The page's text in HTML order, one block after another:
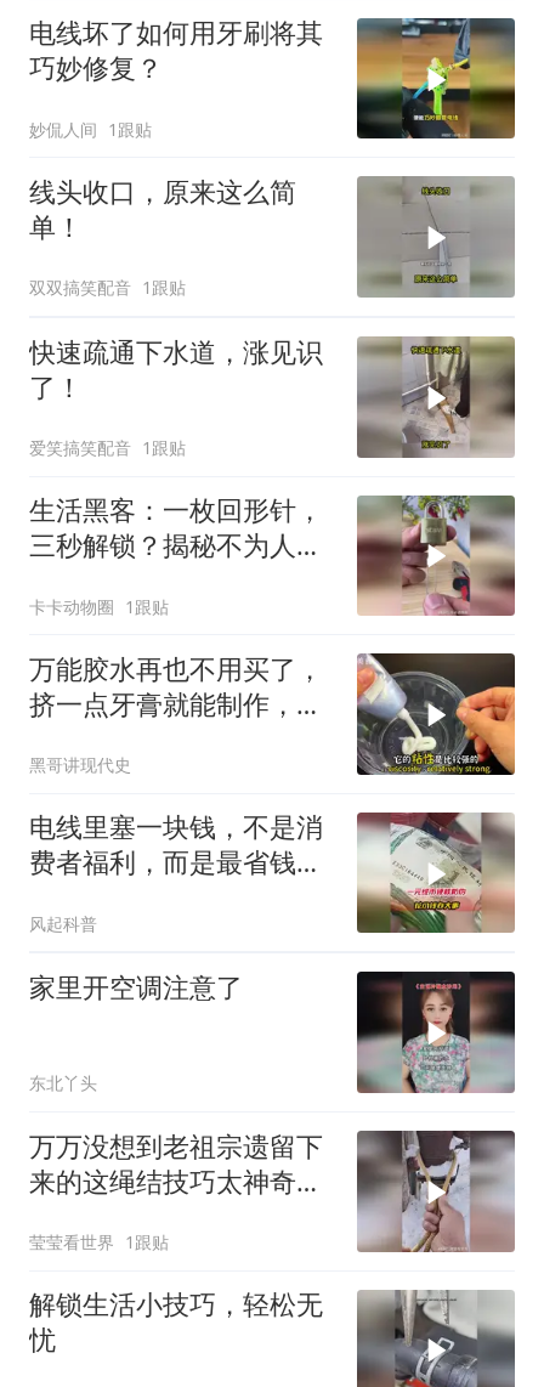
电线坏了如何用牙刷将其
巧妙修复？
妙侃人间 1跟贴
线头收口，原来这么简
单！
双双搞笑配音 1跟贴
快速疏通下水道，涨见识
了！
爱笑搞笑配音 1跟贴
生活黑客：一枚回形针，
三秒解锁？揭秘不为人知
卡卡动物圈 1跟贴
万能胶水再也不用买了，
挤一点牙膏就能制作，比
黑哥讲现代史
电线里塞一块钱，不是消
费者福利，而是最省钱的
风起科普
家里开空调注意了
东北丫头
万万没想到老祖宗遗留下
来的这绳结技巧太神奇！
一下！
莹莹看世界 1跟贴
解锁生活小技巧，轻松无
忧